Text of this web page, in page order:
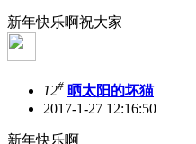
新年快乐啊祝大家
12# 晒太阳的坏猫
2017-1-27 12:16:50
新年快乐啊